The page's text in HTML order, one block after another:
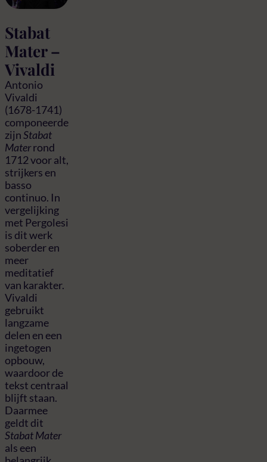
Stabat
Mater –
Vivaldi
Antonio
Vivaldi
(1678-1741)
componeerde
zijnStabat
Materrond
1712 voor alt,
strijkers en
basso
continuo. In
vergelijking
met Pergolesi
is dit werk
soberder en
meer
meditatief
van karakter.
Vivaldi
gebruikt
langzame
delen en een
ingetogen
opbouw,
waardoor de
tekst centraal
blijft staan.
Daarmee
geldt dit
Stabat Mater
als een